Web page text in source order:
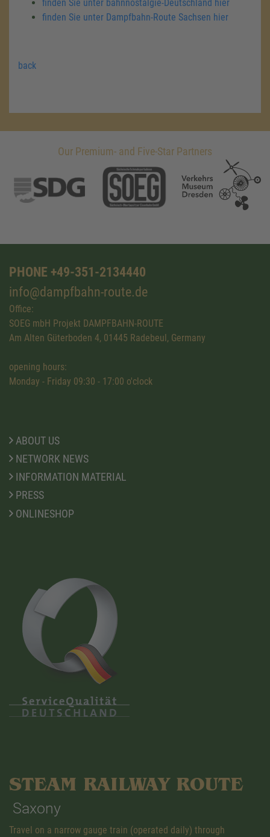
finden Sie unter bahnnostalgie-Deutschland hier
finden Sie unter Dampfbahn-Route Sachsen hier
back
Our Premium- and Five-Star Partners
PHONE +49-351-2134440
info@dampfbahn-route.de
Office:
SOEG mbH Projekt DAMPFBAHN-ROUTE
Am Alten Güterboden 4, 01445 Radebeul, Germany
opening hours:
Monday - Friday 09:30 - 17:00 o'clock
ABOUT US
NETWORK NEWS
INFORMATION MATERIAL
PRESS
ONLINESHOP
STEAM RAILWAY ROUTE
Saxony
Travel on a narrow gauge train (operated daily) through